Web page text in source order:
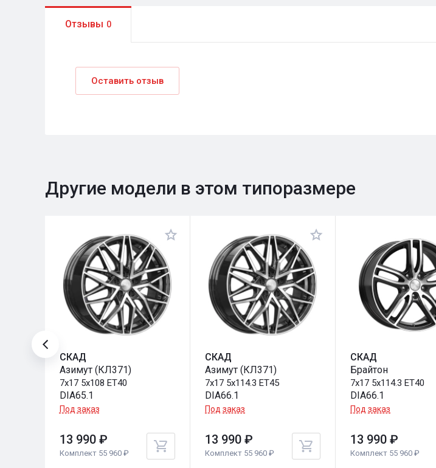
Отзывы 0
Оставить отзыв
Другие модели в этом типоразмере
СКАД
Азимут (КЛ371)
7x17 5x108 ET40
DIA65.1
Под заказ
13 990 ₽
Комплект 55 960 ₽
СКАД
Азимут (КЛ371)
7x17 5x114.3 ET45
DIA66.1
Под заказ
13 990 ₽
Комплект 55 960 ₽
СКАД
Брайтон
7x17 5x114.3 ET40
DIA66.1
Под заказ
13 990 ₽
Комплект 55 960 ₽